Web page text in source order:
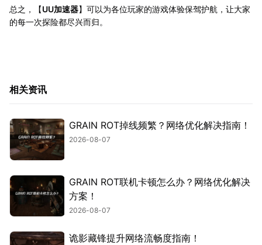
总之，【UU加速器】可以为各位玩家的游戏体验保驾护航，让大家
的每一次探险都尽兴而归。
相关资讯
GRAIN ROT掉线频繁？网络优化解决指南！
2026-08-07
GRAIN ROT联机卡顿怎么办？网络优化解决
方案！
2026-08-07
诡影藏锋提升网络流畅度指南！